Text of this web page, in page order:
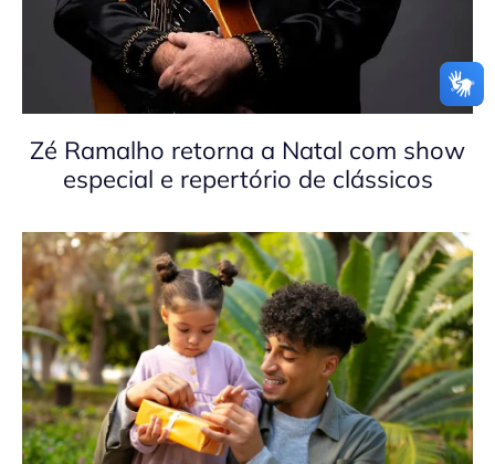
Zé Ramalho retorna a Natal com show
especial e repertório de clássicos